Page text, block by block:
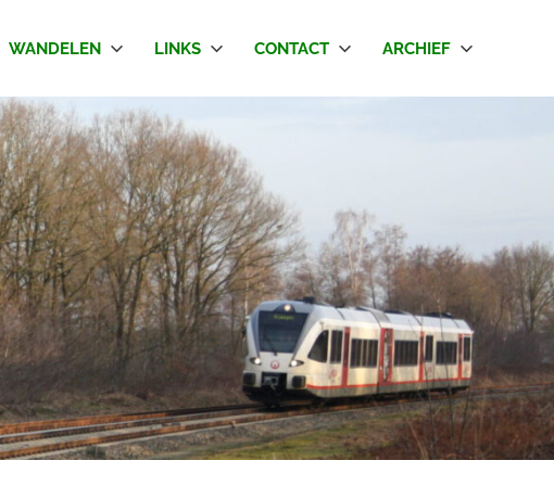
WANDELEN LINKS CONTACT ARCHIEF